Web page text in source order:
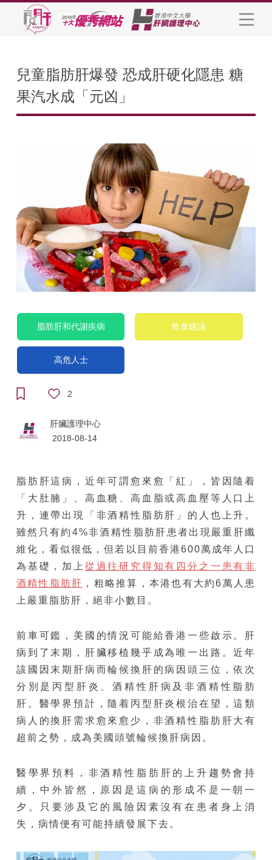
兒童脂肪肝爆發 恐成肝硬化隱患 糖
果汽水成「元凶」
脂肪肝和代謝疾病 飲食建議
高危人士
2
肝臟護理中心
2018-08-14
脂肪肝這病，近年可謂愈來愈「紅」，皆因隨着
「大肚腩」、高血糖、高血脂或高血壓等人口上
升，連帶出現「非酒精性脂肪肝」的人也上升。
雖然只有約4%非酒精性脂肪肝患者出現嚴重肝纖
維化，看似很低，但若以目前香港600萬成年人口
為基礎，加上 從過往研究得知有四分之一患有非
酒精性脂肪肝 ，粗略推算，本港也有大約6萬人患
上嚴重脂肪肝，絕非小數目。
前車可鑑，美國的情況可能給香港一些啟示。肝
病到了末期，肝臟移植幾乎成為唯一出路。近年
該國因末期肝病而輪候換肝的病因頭三位，依次
分別是丙型肝炎、酒精性肝病及非酒精性脂肪
肝。醫學界預計，隨着丙型肝炎根治在望，這類
病人的換肝需求愈來愈少，非酒精性脂肪肝大有
超前之勢，成為美國頭號輪候換肝病因。
醫學界預料，非酒精性脂肪肝的上升趨勢會持
續，中外皆然，原因是這病的形成不是一朝一
夕。只要涉及它的風險因素沒有在患者身上消
失，病情便有可能持續發展下去。